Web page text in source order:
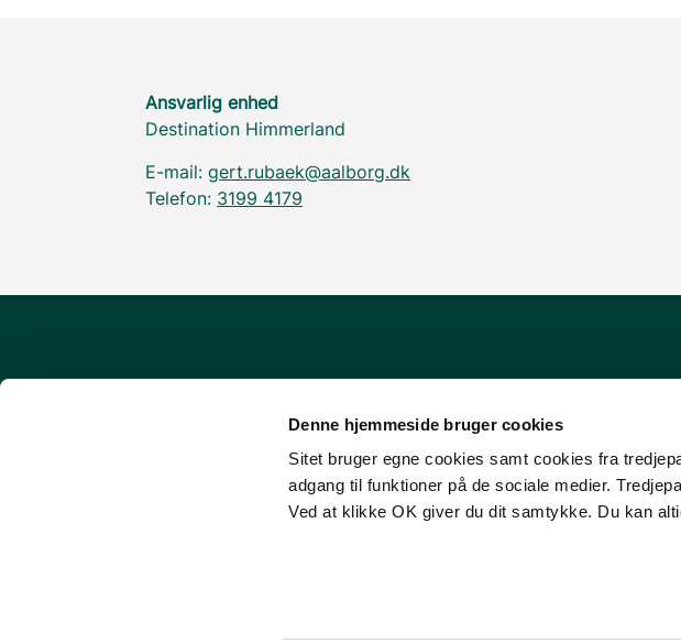
Denne hjemmeside bruger cookies
Sitet bruger egne cookies samt cookies fra
adgang til funktioner på de sociale medier.
Ved at klikke OK giver du dit samtykke. Du kan
Ansvarlig enhed
Destination Himmerland
E-mail: gert.rubaek@aalborg.dk
Telefon: 3199 4179
FAQ - Ofte stillede spørgsmål
Tilgængelighedserklæring